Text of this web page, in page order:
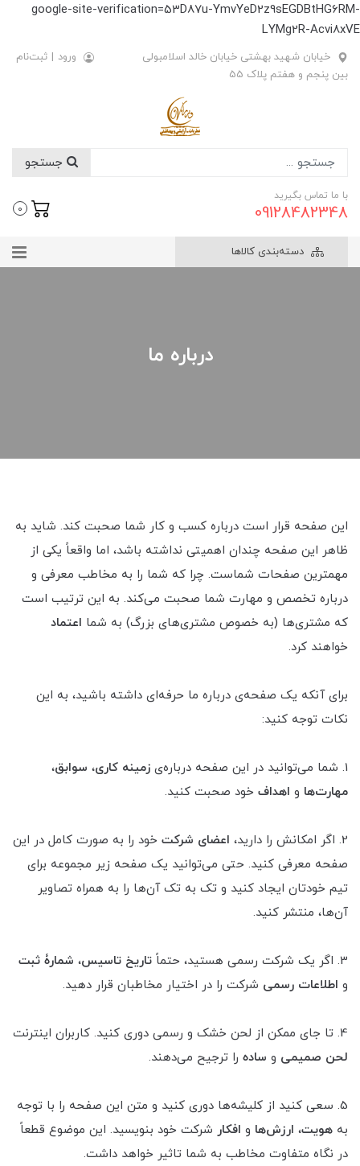
google-site-verification=53D87u-YmvYeD2z9sEGDBtHG6RM-
LYMg2R-Acvi8xVE
خیابان شهید بهشتی خیابان خالد اسلامبولی
بین پنجم و هفتم پلاک 55
ورود | ثبت‌نام
با ما تماس بگیرید
09128482348
0
دسته‌بندی کالاها
درباره ما
این صفحه قرار است درباره کسب و کار شما صحبت کند. شاید به
ظاهر این صفحه چندان اهمیتی نداشته باشد، اما واقعاً یکی از
مهمترین صفحات شماست. چرا که شما را به مخاطب معرفی و
درباره تخصص و مهارت شما صحبت می‌کند. به این ترتیب است
که مشتری‌ها (به خصوص مشتری‌های بزرگ) به شما اعتماد
خواهند کرد.
برای آنکه یک صفحه‌ی درباره ما حرفه‌ای داشته باشید، به این
نکات توجه کنید:
1. شما می‌توانید در این صفحه درباره‌ی زمینه کاری، سوابق،
مهارت‌ها و اهداف خود صحبت کنید.
2. اگر امکانش را دارید، اعضای شرکت خود را به صورت کامل در این
صفحه معرفی کنید. حتی می‌توانید یک صفحه زیر مجموعه برای
تیم خودتان ایجاد کنید و تک به تک آن‌ها را به همراه تصاویر
آن‌ها، منتشر کنید.
3. اگر یک شرکت رسمی هستید، حتماً تاریخ تاسیس، شمارۀ ثبت
و اطلاعات رسمی شرکت را در اختیار مخاطبان قرار دهید.
4. تا جای ممکن از لحن خشک و رسمی دوری کنید. کاربران اینترنت
لحن صمیمی و ساده را ترجیح می‌دهند.
5. سعی کنید از کلیشه‌ها دوری کنید و متن این صفحه را با توجه
به هویت، ارزش‌ها و افکار شرکت خود بنویسید. این موضوع قطعاً
در نگاه متفاوت مخاطب به شما تاثیر خواهد داشت.